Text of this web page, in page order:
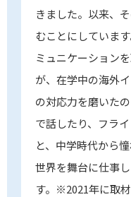
きました。以来、
むことにしていま
ミュニケーション
が、在学中の海外
の対応力を磨いた
で話したり、フラ
と、中学時代から
世界を舞台に仕事
す。※2021年に取材